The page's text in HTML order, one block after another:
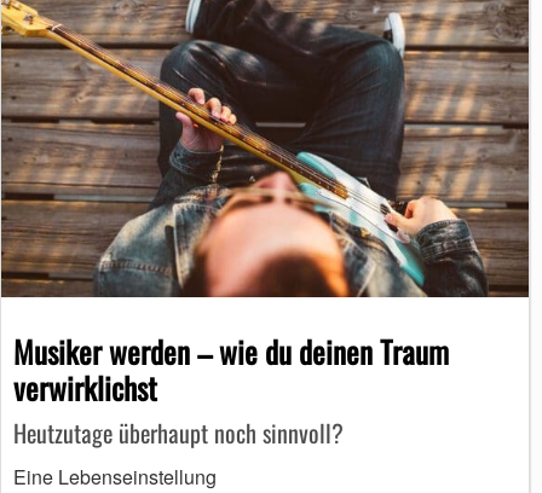
Musiker werden – wie du deinen Traum
verwirklichst
Heutzutage überhaupt noch sinnvoll?
Eine Lebenseinstellung